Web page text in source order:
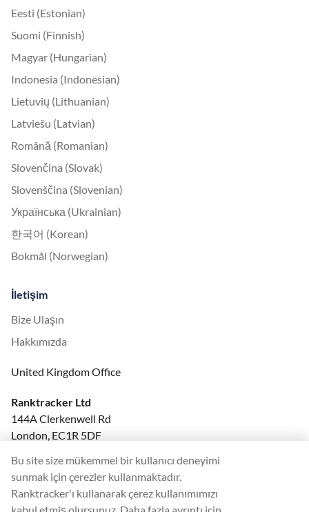
Eesti (Estonian)
Suomi (Finnish)
Magyar (Hungarian)
Indonesia (Indonesian)
Lietuvių (Lithuanian)
Latviešu (Latvian)
Română (Romanian)
Slovenčina (Slovak)
Slovenščina (Slovenian)
Українська (Ukrainian)
한국어 (Korean)
Bokmål (Norwegian)
İletişim
Bize Ulaşın
Hakkımızda
United Kingdom Office
Ranktracker Ltd
144A Clerkenwell Rd
London, EC1R 5DF
felix@ranktracker.com
Bu site size mükemmel bir kullanıcı deneyimi
sunmak için çerezler kullanmaktadır.
Ranktracker'ı kullanarak çerez kullanımımızı